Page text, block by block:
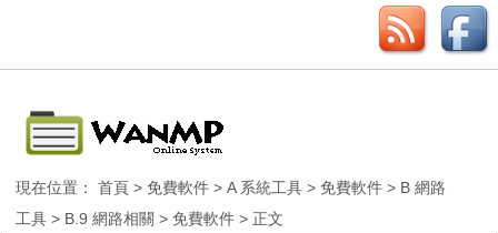
現在位置：首頁 >免費軟件 >A 系統工具 >免費軟件 > B 網路
工具 > B.9 網路相關 >免費軟件 > 正文